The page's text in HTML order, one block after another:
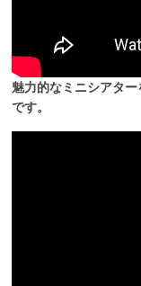
魅力的なミニシアタ
です。